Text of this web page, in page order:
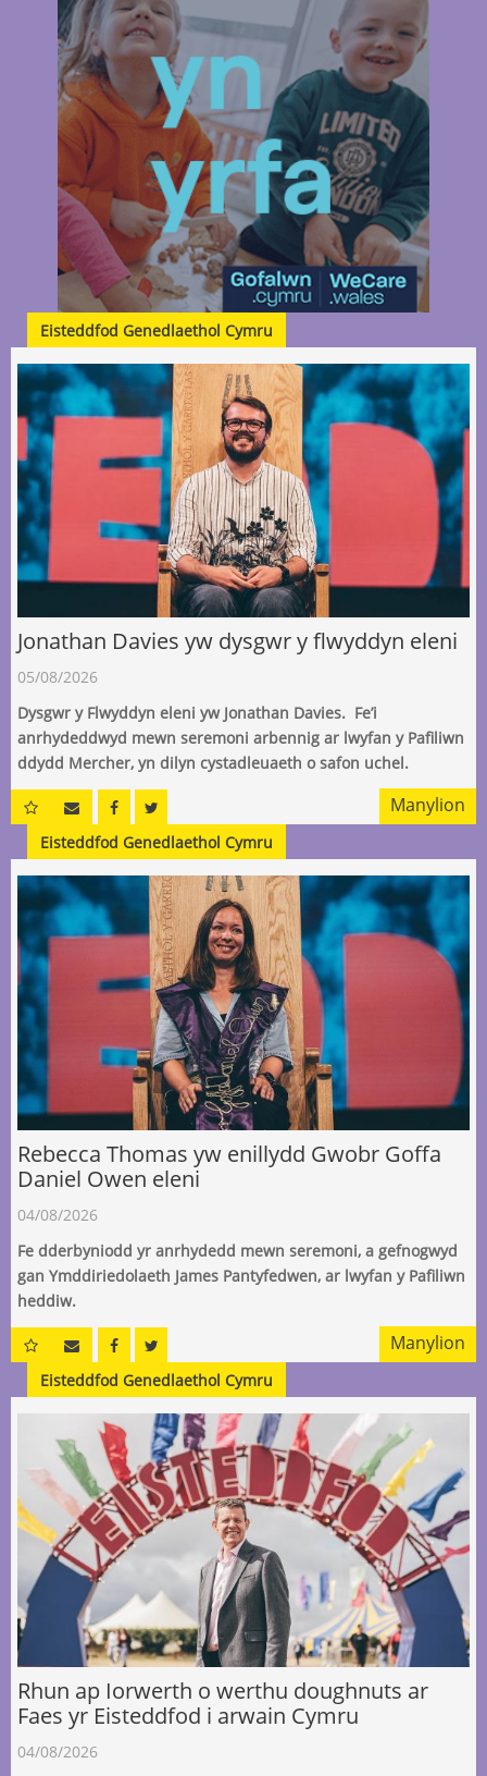
Eisteddfod Genedlaethol Cymru
Jonathan Davies yw dysgwr y flwyddyn eleni
05/08/2026
Dysgwr y Flwyddyn eleni yw Jonathan Davies. Fe’i
anrhydeddwyd mewn seremoni arbennig ar lwyfan y Pafiliwn
ddydd Mercher, yn dilyn cystadleuaeth o safon uchel.
Manylion
Eisteddfod Genedlaethol Cymru
Rebecca Thomas yw enillydd Gwobr Goffa
Daniel Owen eleni
04/08/2026
Fe dderbyniodd yr anrhydedd mewn seremoni, a gefnogwyd
gan Ymddiriedolaeth James Pantyfedwen, ar lwyfan y Pafiliwn
heddiw.
Manylion
Eisteddfod Genedlaethol Cymru
Rhun ap Iorwerth o werthu doughnuts ar
Faes yr Eisteddfod i arwain Cymru
04/08/2026